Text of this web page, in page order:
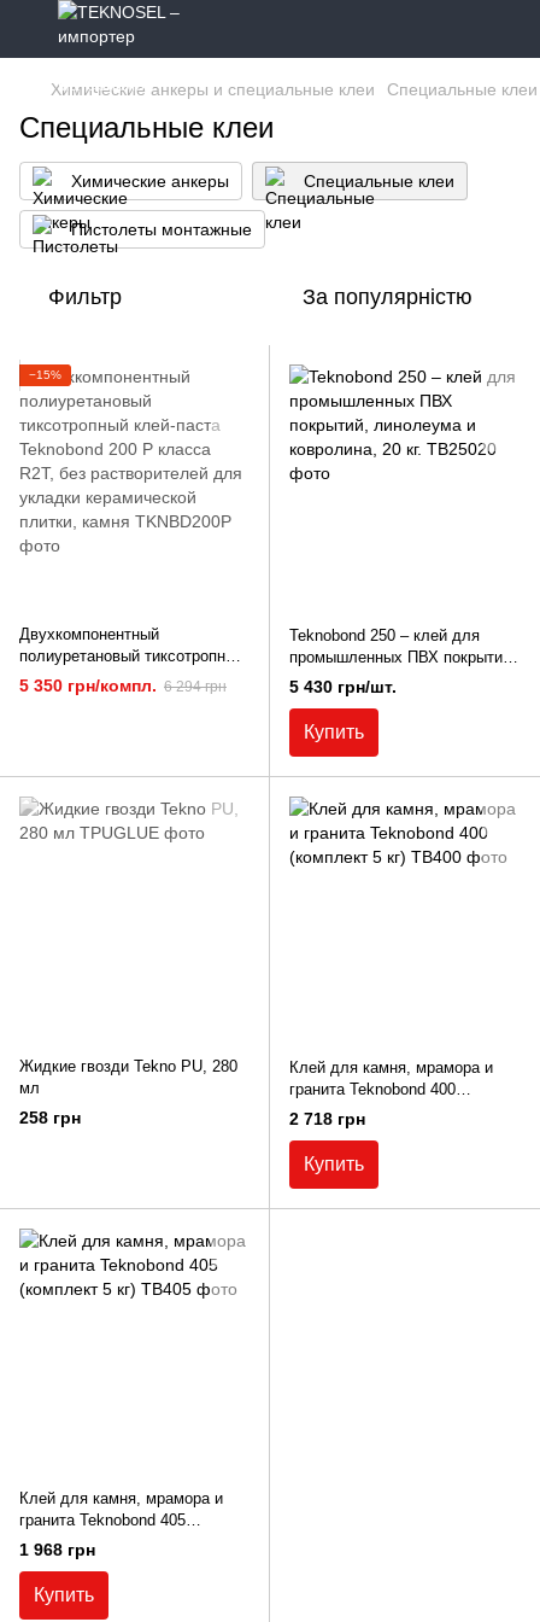
Химические анкеры и специальные клеи Специальные клеи
Специальные клеи
Химические анкеры Специальные клеи
Пистолеты монтажные
Фильтр За популярністю
−15%
Двухкомпонентный
полиуретановый тиксотропный
клей-паста Teknobond 200 P
класса R2T, без растворителей
5 350 грн/компл. 6 294 грн
Teknobond 250 – клей для
промышленных ПВХ покрытий,
линолеума и ковролина, 20 кг.
5 430 грн/шт.
Купить
Жидкие гвозди Tekno PU, 280
мл
258 грн
Клей для камня, мрамора и
гранита Teknobond 400
(комплект 5 кг)
2 718 грн
Купить
Клей для камня, мрамора и
гранита Teknobond 405
(комплект 5 кг)
1 968 грн
Купить